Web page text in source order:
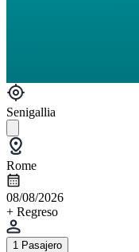
Senigallia
Rome
08/08/2026
+ Regreso
1 Pasajero